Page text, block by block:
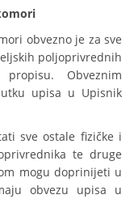
obvezno je za sve
poljoprivrednih
propisu. Obveznim
upisa u Upisnik
sve ostale fizičke i
te druge
mogu doprinijeti u
obvezu upisa u